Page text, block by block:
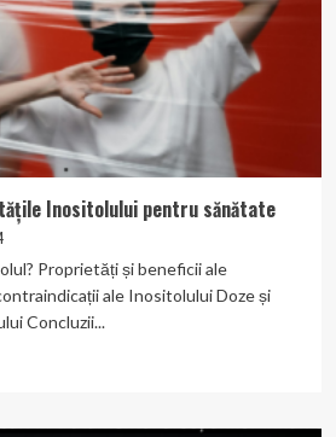
Inositolului pentru sănătate
Proprietăți și beneficii ale
ale Inositolului Doze și
Concluzii...